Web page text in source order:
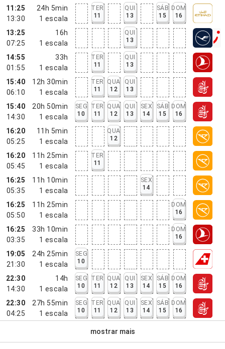
11:25
13:30
24h 5min
1 escala
TER
11
QUI
13
SÁB
15
DOM
16
13:25
07:25
16h
1 escala
QUI
13
14:55
01:55
33h
1 escala
TER
11
QUI
13
15:40
06:10
12h 30min
1 escala
TER
11
QUA
12
QUI
13
15:40
14:30
20h 50min
1 escala
SEG
10
TER
11
QUA
12
QUI
13
SEX
14
SÁB
15
DOM
16
16:20
05:25
11h 5min
1 escala
QUA
12
16:20
05:45
11h 25min
1 escala
TER
11
16:25
05:35
11h 10min
1 escala
SEX
14
16:25
05:50
11h 25min
1 escala
DOM
16
16:25
03:35
33h 10min
1 escala
DOM
16
19:05
21:30
24h 25min
1 escala
SEG
10
22:30
14:30
14h
1 escala
SEG
10
TER
11
QUA
12
QUI
13
SEX
14
SÁB
15
DOM
16
22:30
04:25
27h 55min
1 escala
SEG
10
TER
11
QUA
12
QUI
13
SEX
14
SÁB
15
DOM
16
mostrar mais